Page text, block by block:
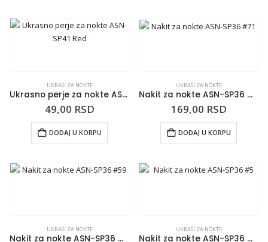
UKRASI ZA NOKTE
Ukrasno perje za nokte ASN-SP41 Red
49,00 RSD
DODAJ U KORPU
UKRASI ZA NOKTE
Nakit za nokte ASN-SP36 #71
169,00 RSD
DODAJ U KORPU
UKRASI ZA NOKTE
Nakit za nokte ASN-SP36 #59
UKRASI ZA NOKTE
Nakit za nokte ASN-SP36 #5